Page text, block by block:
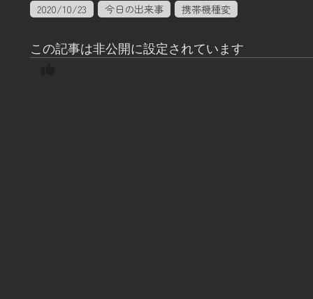
2020/10/23 今日の出来事 携帯機種変
この記事は非公開に設定されています